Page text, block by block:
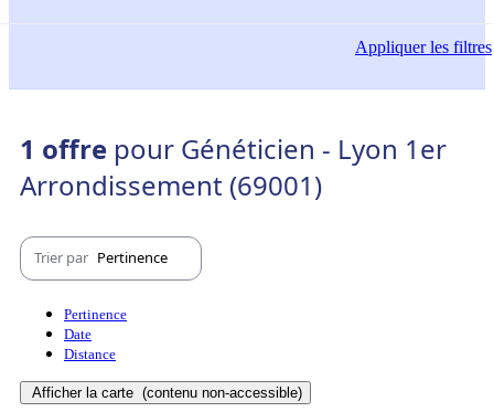
Appliquerles filtres
1 offre pour Généticien - Lyon 1er
Arrondissement (69001)
Trier par Pertinence
Pertinence
Date
Distance
Afficher la carte (contenu non-accessible)